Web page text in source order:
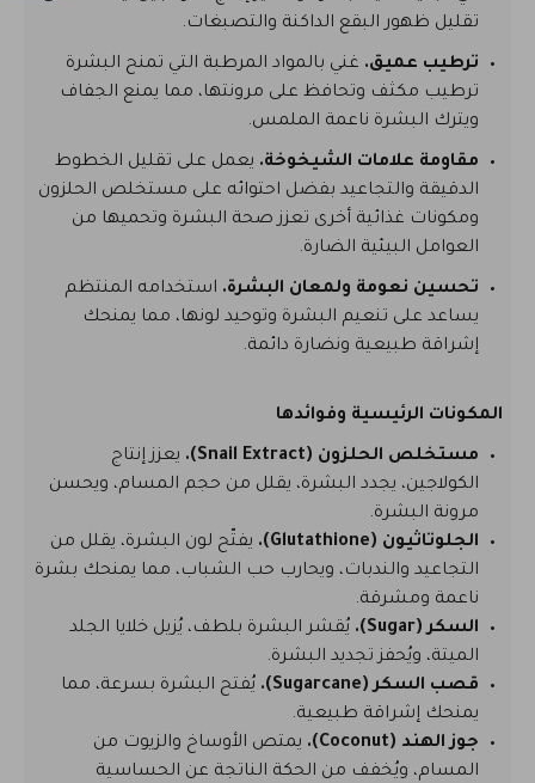
تقليل ظهور البقع الداكنة والتصبغات.
ترطيب عميق. غني بالمواد المرطبة التي تمنح البشرة
ترطيب مكثف وتحافظ على مرونتها، مما يمنع الجفاف
ويترك البشرة ناعمة الملمس.
مقاومة علامات الشيخوخة. يعمل على تقليل الخطوط
الدقيقة والتجاعيد بفضل احتوائه على مستخلص الحلزون
ومكونات غذائية أخرى تعزز صحة البشرة وتحميها من
العوامل البيئية الضارة.
تحسين نعومة ولمعان البشرة. استخدامه المنتظم
يساعد على تنعيم البشرة وتوحيد لونها، مما يمنحك
إشراقة طبيعية ونضارة دائمة.
المكونات الرئيسية وفوائدها
مستخلص الحلزون (Snail Extract).
يعزز إنتاج
الكولاجين، يجدد البشرة، يقلل من حجم المسام، ويحسن
مرونة البشرة.
الجلوتاثيون (Glutathione).
يفتّح لون البشرة، يقلل من
التجاعيد والندبات، ويحارب حب الشباب، مما يمنحك بشرة
ناعمة ومشرقة.
السكر (Sugar).
يُقشر البشرة بلطف، يُزيل خلايا الجلد
الميتة، ويُحفز تجديد البشرة.
قصب السكر (Sugarcane).
يُفتح البشرة بسرعة، مما
يمنحك إشراقة طبيعية.
جوز الهند (Coconut).
يمتص الأوساخ والزيوت من
المسام، ويُخفف من الحكة الناتجة عن الحساسية